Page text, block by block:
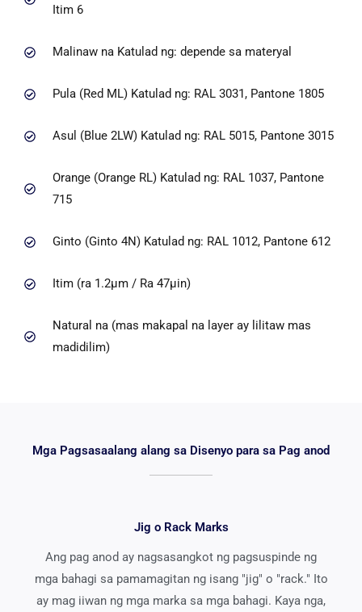
Itim 6
Malinaw na Katulad ng: depende sa materyal
Pula (Red ML) Katulad ng: RAL 3031, Pantone 1805
Asul (Blue 2LW) Katulad ng: RAL 5015, Pantone 3015
Orange (Orange RL) Katulad ng: RAL 1037, Pantone
715
Ginto (Ginto 4N) Katulad ng: RAL 1012, Pantone 612
Itim (ra 1.2μm / Ra 47μin)
Natural na (mas makapal na layer ay lilitaw mas
madidilim)
Mga Pagsasaalang alang sa Disenyo para sa Pag anod
Jig o Rack Marks
Ang pag anod ay nagsasangkot ng pagsuspinde ng
mga bahagi sa pamamagitan ng isang "jig" o "rack." Ito
ay mag iiwan ng mga marka sa mga bahagi. Kaya nga,